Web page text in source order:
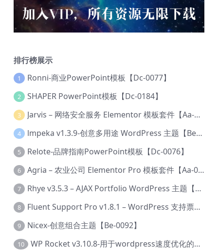
排行榜展示
1 Ronni-商业PowerPoint模板【Dc-0077】
2 SHAPER PowerPoint模板【Dc-0184】
3 Jarvis – 网络安全服务 Elementor 模板套件【Aa-0035】
4 lmpeka v1.3.9-创意多用途 WordPress 主题【Be-0064】
5 Relote-品牌指南PowerPoint模板【Dc-0076】
6 Agria – 农业公司 Elementor Pro 模板套件【Aa-0003】
7 Rhye v3.5.3 – AJAX Portfolio WordPress 主题【Bi-0049】
8 Fluent Support Pro v1.8.1 – WordPress 支持票务系统【Cc-0041】
9 Nicex-创意组合主题【Be-0092】
10 WP Rocket v3.10.8-用于wordpress速度优化的缓存加速插件【Cd-0019】